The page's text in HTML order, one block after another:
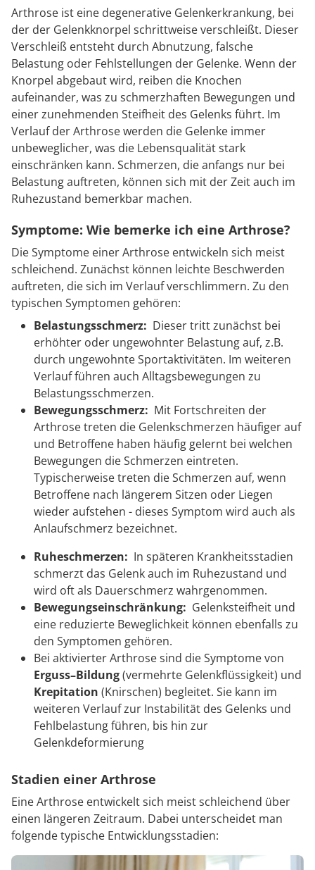
Arthrose ist eine degenerative Gelenkerkrankung, bei
der der Gelenkknorpel schrittweise verschleißt. Dieser
Verschleiß entsteht durch Abnutzung, falsche
Belastung oder Fehlstellungen der Gelenke. Wenn der
Knorpel abgebaut wird, reiben die Knochen
aufeinander, was zu schmerzhaften Bewegungen und
einer zunehmenden Steifheit des Gelenks führt. Im
Verlauf der Arthrose werden die Gelenke immer
unbeweglicher, was die Lebensqualität stark
einschränken kann. Schmerzen, die anfangs nur bei
Belastung auftreten, können sich mit der Zeit auch im
Ruhezustand bemerkbar machen.
Symptome: Wie bemerke ich eine Arthrose?
Die Symptome einer Arthrose entwickeln sich meist
schleichend. Zunächst können leichte Beschwerden
auftreten, die sich im Verlauf verschlimmern. Zu den
typischen Symptomen gehören:
Belastungsschmerz: Diesertritt zunächst bei
erhöhter oder ungewohnter Belastung auf, z.B.
durch ungewohnte Sportaktivitäten. Im weiteren
Verlauf führen auch Alltagsbewegungen zu
Belastungsschmerzen.
Bewegungsschmerz: Mit Fortschreiten der
Arthrose treten die Gelenkschmerzen häufiger auf
und Betroffene haben häufig gelernt bei welchen
Bewegungen die Schmerzen eintreten.
Typischerweise treten die Schmerzen auf, wenn
Betroffene nach längerem Sitzen oder Liegen
wieder aufstehen - dieses Symptom wird auch als
Anlaufschmerz bezeichnet.
Ruheschmerzen: In späteren Krankheitsstadien
schmerzt das Gelenk auch im Ruhezustand und
wird oft als Dauerschmerz wahrgenommen.
Bewegungseinschränkung: Gelenksteifheit und
eine reduzierte Beweglichkeit können ebenfalls zu
den Symptomen gehören.
Bei aktivierter Arthrose sind die Symptome von
Erguss–Bildung(vermehrte Gelenkflüssigkeit) und
Krepitation (Knirschen) begleitet. Sie kann im
weiteren Verlauf zur Instabilität des Gelenks und
Fehlbelastung führen, bis hin zur
Gelenkdeformierung
Stadien einer Arthrose
Eine Arthrose entwickelt sich meist schleichend über
einen längeren Zeitraum. Dabei unterscheidet man
folgende typische Entwicklungsstadien: